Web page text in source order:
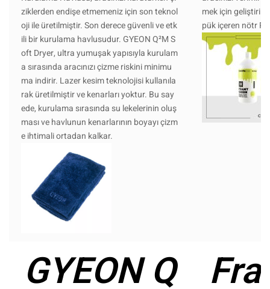
ziklerden endişe etmemeniz için son teknol
oji ile üretilmiştir. Son derece güvenli ve etk
ili bir kurulama havlusudur. GYEON Q²M S
oft Dryer, ultra yumuşak yapısıyla kurulam
a sırasında aracınızı çizme riskini minimu
ma indirir. Lazer kesim teknolojisi kullanıla
rak üretilmiştir ve kenarları yoktur. Bu say
ede, kurulama sırasında su lekelerinin oluş
ması ve havlunun kenarlarının boyayı çizm
e ihtimali ortadan kalkar.
mek için
pük içeren nötr
GYEON Q